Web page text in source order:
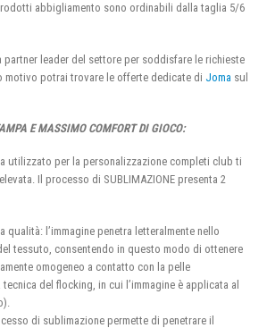
abbigliamento sono ordinabili dalla taglia 5/6
partner leader del settore per soddisfare le richieste
motivo potrai trovare le offerte dedicate di Joma sul
E MASSIMO COMFORT DI GIOCO:
utilizzato per la personalizzazione completi club ti
Il processo di SUBLIMAZIONE presenta 2
qualità: l’immagine penetra letteralmente nello
tessuto, consentendo in questo modo di ottenere
omogeneo a contatto con la pelle
del flocking, in cui l’immagine è applicata al
di sublimazione permette di penetrare il